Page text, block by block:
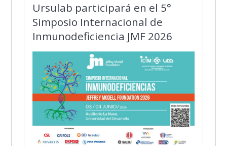
Ursulab participará en el 5°
Simposio Internacional de
Inmunodeficiencia JMF 2026